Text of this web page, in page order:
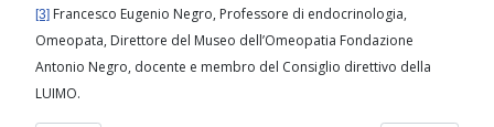
[3] Francesco Eugenio Negro, Professore di endocrinologia,
Omeopata, Direttore del Museo dell’Omeopatia Fondazione
Antonio Negro, docente e membro del Consiglio direttivo della
LUIMO.